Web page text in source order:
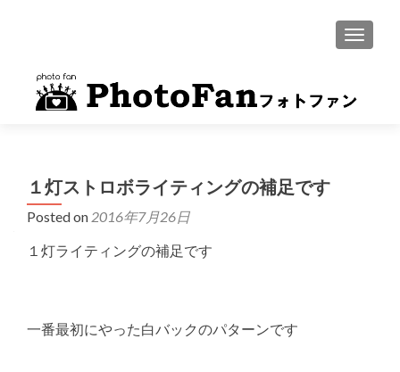
MENU
１灯ストロボライティングの補足です
Posted on 2016年7月26日
１灯ライティングの補足です
一番最初にやった白バックのパターンです